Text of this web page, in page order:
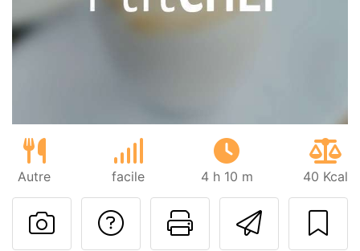
Autre facile 4 h 10 m 40 Kcal
Imprimer
Poser une